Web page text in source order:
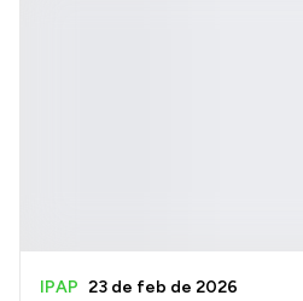
IPAP 23 de feb de 2026